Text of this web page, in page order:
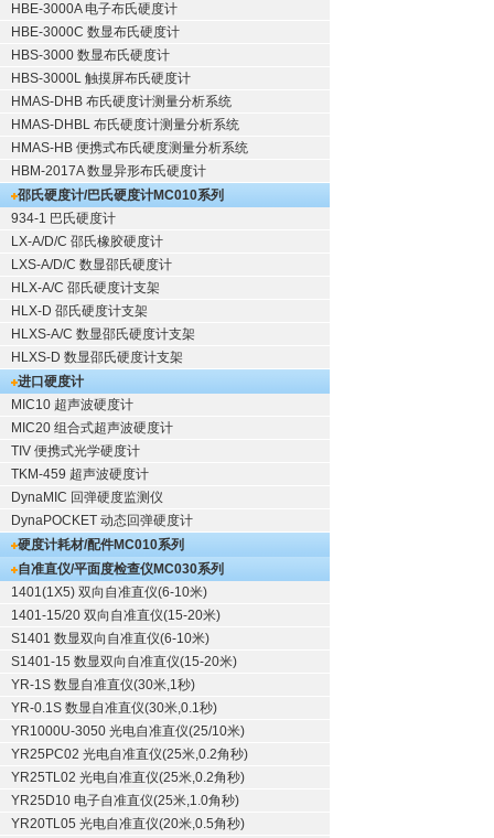
HBE-3000A 电子布氏硬度计
HBE-3000C 数显布氏硬度计
HBS-3000 数显布氏硬度计
HBS-3000L 触摸屏布氏硬度计
HMAS-DHB 布氏硬度计测量分析系统
HMAS-DHBL 布氏硬度计测量分析系统
HMAS-HB 便携式布氏硬度测量分析系统
HBM-2017A 数显异形布氏硬度计
邵氏硬度计/巴氏硬度计MC010系列
934-1 巴氏硬度计
LX-A/D/C 邵氏橡胶硬度计
LXS-A/D/C 数显邵氏硬度计
HLX-A/C 邵氏硬度计支架
HLX-D 邵氏硬度计支架
HLXS-A/C 数显邵氏硬度计支架
HLXS-D 数显邵氏硬度计支架
进口硬度计
MIC10 超声波硬度计
MIC20 组合式超声波硬度计
TIV 便携式光学硬度计
TKM-459 超声波硬度计
DynaMIC 回弹硬度监测仪
DynaPOCKET 动态回弹硬度计
硬度计耗材/配件MC010系列
自准直仪/平面度检查仪MC030系列
1401(1X5) 双向自准直仪(6-10米)
1401-15/20 双向自准直仪(15-20米)
S1401 数显双向自准直仪(6-10米)
S1401-15 数显双向自准直仪(15-20米)
YR-1S 数显自准直仪(30米,1秒)
YR-0.1S 数显自准直仪(30米,0.1秒)
YR1000U-3050 光电自准直仪(25/10米)
YR25PC02 光电自准直仪(25米,0.2角秒)
YR25TL02 光电自准直仪(25米,0.2角秒)
YR25D10 电子自准直仪(25米,1.0角秒)
YR20TL05 光电自准直仪(20米,0.5角秒)